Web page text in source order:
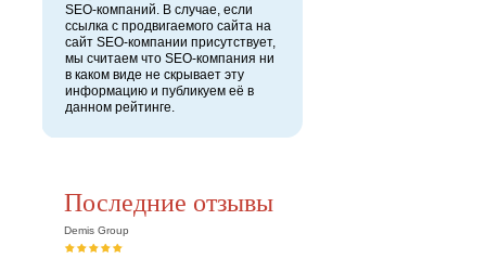
SEO-компаний. В случае, если
ссылка с продвигаемого сайта на
сайт SEO-компании присутствует,
мы считаем что SEO-компания ни
в каком виде не скрывает эту
информацию и публикуем её в
данном рейтинге.
Последние отзывы
Demis Group